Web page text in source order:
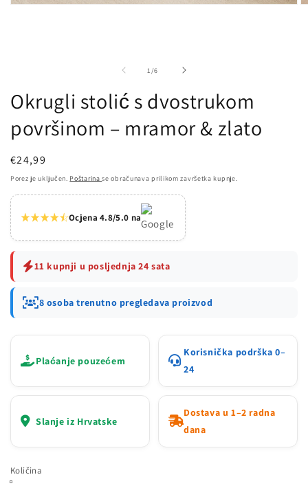
1 /
od6
Okrugli stolić s dvostrukom
površinom – mramor & zlato
Redovna
cijena
€24,99
Porez je uključen. Poštarinase obračunava prilikom završetka kupnje.
Ocjena 4.8/5.0 na
11 kupnji u posljednja 24 sata
8 osoba trenutno pregledava proizvod
Plaćanje pouzećem
Korisnička podrška 0–
24
Slanje iz Hrvatske
Dostava u 1–2 radna
dana
Količina